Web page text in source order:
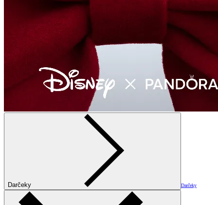
Darčeky Darčeky